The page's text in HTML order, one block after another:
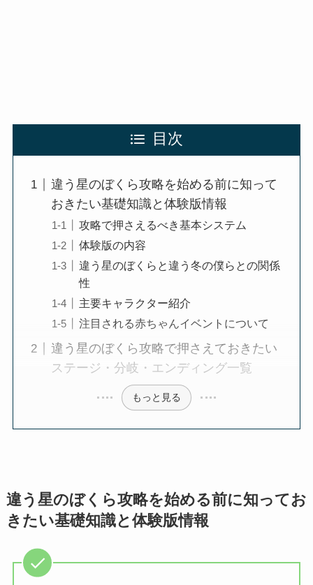
目次
違う星のぼくら攻略を始める前に知って
おきたい基礎知識と体験版情報
攻略で押さえるべき基本システム
体験版の内容
違う星のぼくらと違う冬の僕らとの関係
性
主要キャラクター紹介
注目される赤ちゃんイベントについて
違う星のぼくら攻略で押さえておきたい
ステージ・分岐・エンディング一覧
もっと見る
違う星のぼくら攻略を始める前に知ってお
きたい基礎知識と体験版情報